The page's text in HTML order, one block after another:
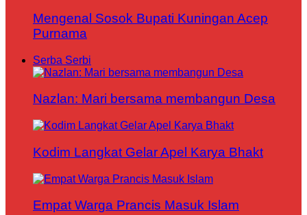
Mengenal Sosok Bupati Kuningan Acep
Purnama
Serba Serbi
Nazlan: Mari bersama membangun Desa
Kodim Langkat Gelar Apel Karya Bhakt
Empat Warga Prancis Masuk Islam